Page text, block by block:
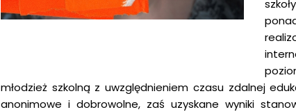
młodzież szkolną z uwzględnieniem czasu zdalnej
anonimowe i dobrowolne, zaś uzyskane wyniki